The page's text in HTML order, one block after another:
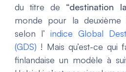
du titre de “destination
monde pour la deuxième
selon l’ indice Global
(GDS) ! Mais qu’est-ce qui
finlandaise un modèle à